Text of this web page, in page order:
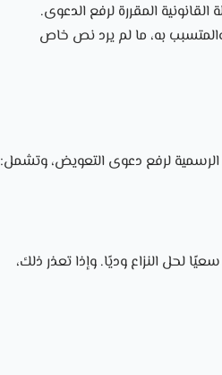
المقررة لرفع الدعوى.
به، ما لم يرد نص خاص
الرسمية لرفع دعوى التعويض، وتشمل:
لحل النزاع وديًا. وإذا تعذر ذلك،